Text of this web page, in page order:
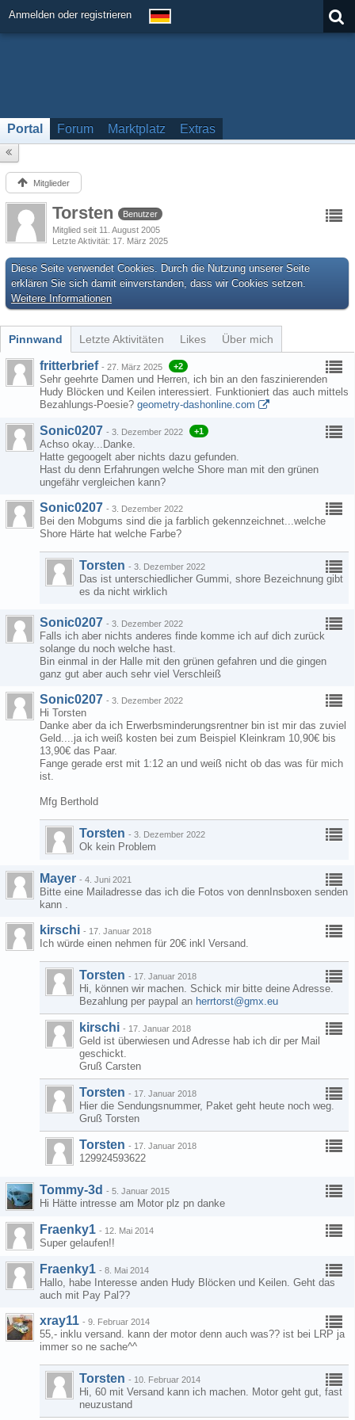
Anmelden oder registrieren
Portal Forum Marktplatz Extras
Mitglieder
Torsten
Benutzer
Mitglied seit 11. August 2005
Letzte Aktivität 17. März 2025
Diese Seite verwendet Cookies. Durch die Nutzung unserer Seite
erklären Sie sich damit einverstanden, dass wir Cookies setzen.
Weitere Informationen
Pinnwand Letzte Aktivitäten Likes Über mich
fritterbrief - 27. März 2025 +2
Sehr geehrte Damen und Herren, ich bin an den faszinierenden
Hudy Blöcken und Keilen interessiert. Funktioniert das auch mittels
Bezahlungs-Poesie? geometry-dashonline.com
Sonic0207 - 3. Dezember 2022 +1
Achso okay...Danke.
Hatte gegoogelt aber nichts dazu gefunden.
Hast du denn Erfahrungen welche Shore man mit den grünen
ungefähr vergleichen kann?
Sonic0207 - 3. Dezember 2022
Bei den Mobgums sind die ja farblich gekennzeichnet...welche
Shore Härte hat welche Farbe?
Torsten - 3. Dezember 2022
Das ist unterschiedlicher Gummi, shore Bezeichnung gibt
es da nicht wirklich
Sonic0207 - 3. Dezember 2022
Falls ich aber nichts anderes finde komme ich auf dich zurück
solange du noch welche hast.
Bin einmal in der Halle mit den grünen gefahren und die gingen
ganz gut aber auch sehr viel Verschleiß
Sonic0207 - 3. Dezember 2022
Hi Torsten
Danke aber da ich Erwerbsminderungsrentner bin ist mir das zuviel
Geld....ja ich weiß kosten bei zum Beispiel Kleinkram 10,90€ bis
13,90€ das Paar.
Fange gerade erst mit 1:12 an und weiß nicht ob das was für mich
ist.
Mfg Berthold
Torsten - 3. Dezember 2022
Ok kein Problem
Mayer - 4. Juni 2021
Bitte eine Mailadresse das ich die Fotos von dennInsboxen senden
kann .
kirschi - 17. Januar 2018
Ich würde einen nehmen für 20€ inkl Versand.
Torsten - 17. Januar 2018
Hi, können wir machen. Schick mir bitte deine Adresse.
Bezahlung per paypal an herrtorst@gmx.eu
kirschi - 17. Januar 2018
Geld ist überwiesen und Adresse hab ich dir per Mail
geschickt.
Gruß Carsten
Torsten - 17. Januar 2018
Hier die Sendungsnummer, Paket geht heute noch weg.
Gruß Torsten
Torsten - 17. Januar 2018
129924593622
Tommy-3d - 5. Januar 2015
Hi Hätte intresse am Motor plz pn danke
Fraenky1 - 12. Mai 2014
Super gelaufen!!
Fraenky1 - 8. Mai 2014
Hallo, habe Interesse anden Hudy Blöcken und Keilen. Geht das
auch mit Pay Pal??
xray11 - 9. Februar 2014
55,- inklu versand. kann der motor denn auch was?? ist bei LRP ja
immer so ne sache^^
Torsten - 10. Februar 2014
Hi, 60 mit Versand kann ich machen. Motor geht gut, fast
neuzustand